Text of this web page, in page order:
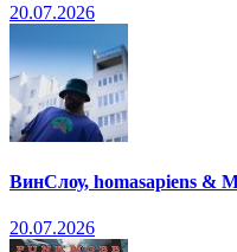
20.07.2026
ВинСлоу, homasapiens &
20.07.2026